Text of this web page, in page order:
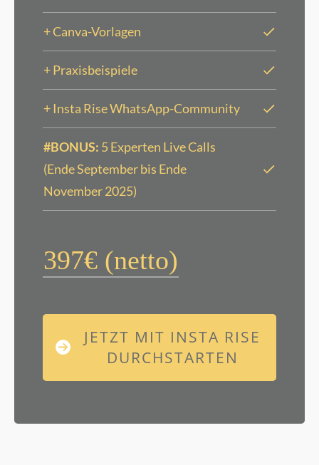
+ Canva-Vorlagen
+ Praxisbeispiele
+ Insta Rise WhatsApp-Community
#BONUS: 5 Experten Live Calls
(Ende September bis Ende
November 2025)
397€ (netto)
JETZT MIT INSTA RISE
DURCHSTARTEN